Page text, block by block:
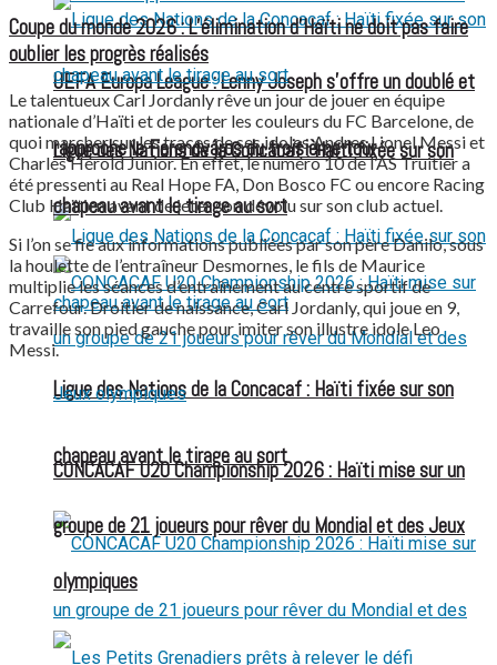
UEFA Europa League : Lenny Joseph s’offre un doublé et
rapproche le Ferencváros du troisième tour
Ligue des Nations de la Concacaf : Haïti fixée sur son
chapeau avant le tirage au sort
Ligue des Nations de la Concacaf : Haïti fixée sur son
chapeau avant le tirage au sort
CONCACAF U20 Championship 2026 : Haïti mise sur un
groupe de 21 joueurs pour rêver du Mondial et des Jeux
olympiques
Coupe du monde 2026 : L’élimination d’Haïti ne doit pas faire
oublier les progrès réalisés
Le talentueux Carl Jordanly rêve un jour de jouer en équipe
nationale d’Haïti et de porter les couleurs du FC Barcelone, de
quoi marcher sur les traces de ses idoles Andres Lionel Messi et
Charles Hérold Junior. En effet, le numéro 10 de l’AS Truitier a
été pressenti au Real Hope FA, Don Bosco FC ou encore Racing
Club Haïtien avant de jeter son dévolu sur son club actuel.
Si l’on se fie aux informations publiées par son père Danilo, sous
la houlette de l’entraîneur Desmornes, le fils de Maurice
multiplie les séances d’entraînement au centre sportif de
Carrefour. Droitier de naissance, Carl Jordanly, qui joue en 9,
travaille son pied gauche pour imiter son illustre idole Leo
Messi.